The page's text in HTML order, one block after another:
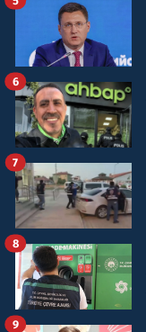
6
7
8
9